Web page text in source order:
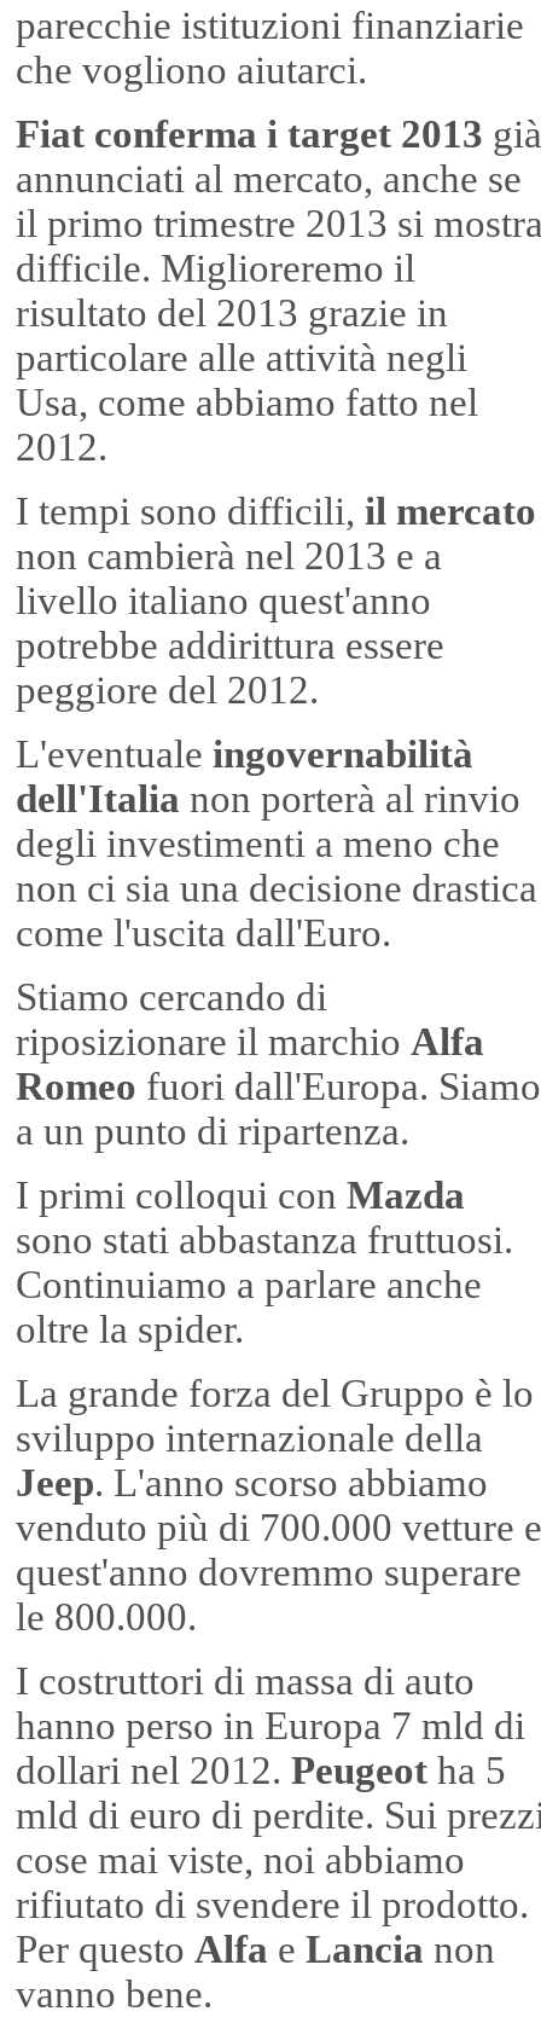
parecchie istituzioni finanziarie
che vogliono aiutarci.
Fiat conferma i target 2013 già
annunciati al mercato, anche se
il primo trimestre 2013 si
difficile. Miglioreremo il
risultato del 2013 grazie in
particolare alle attività negli
Usa, come abbiamo fatto nel
2012.
I tempi sono difficili, il mercato
non cambierà nel 2013 e a
livello italiano quest'anno
potrebbe addirittura essere
peggiore del 2012.
L'eventuale ingovernabilità
dell'Italia non porterà al rinvio
degli investimenti a meno che
non ci sia una decisione drastica
come l'uscita dall'Euro.
Stiamo cercando di
riposizionare il marchio Alfa
Romeo fuori dall'Europa. Siamo
a un punto di ripartenza.
I primi colloqui con Mazda
sono stati abbastanza fruttuosi.
Continuiamo a parlare anche
oltre la spider.
La grande forza del Gruppo è lo
sviluppo internazionale della
Jeep. L'anno scorso abbiamo
venduto più di 700.000 vetture e
quest'anno dovremmo superare
le 800.000.
I costruttori di massa di auto
hanno perso in Europa 7 mld di
dollari nel 2012. Peugeot ha 5
mld di euro di perdite. Sui
cose mai viste, noi abbiamo
rifiutato di svendere il prodotto.
Per questo Alfa e Lancia non
vanno bene.